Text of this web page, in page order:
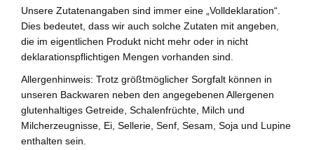
Unsere Zutatenangaben sind immer eine „Volldeklaration“.
Dies bedeutet, dass wir auch solche Zutaten mit angeben,
die im eigentlichen Produkt nicht mehr oder in nicht
deklarationspflichtigen Mengen vorhanden sind.
Allergenhinweis: Trotz größtmöglicher Sorgfalt können in
unseren Backwaren neben den angegebenen Allergenen
glutenhaltiges Getreide, Schalenfrüchte, Milch und
Milcherzeugnisse, Ei, Sellerie, Senf, Sesam, Soja und Lupine
enthalten sein.